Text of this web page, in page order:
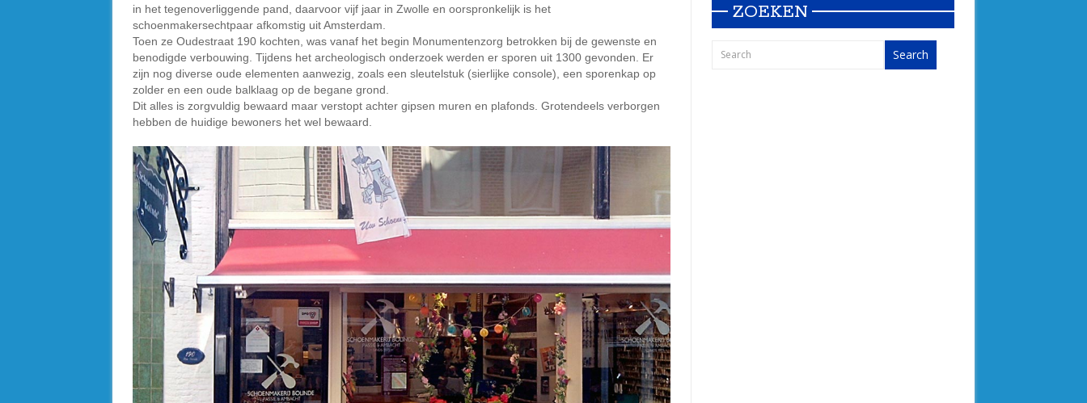
in het tegenoverliggende pand, daarvoor vijf jaar in Zwolle en oorspronkelijk is het
schoenmakersechtpaar afkomstig uit Amsterdam.
Toen ze Oudestraat 190 kochten, was vanaf het begin Monumentenzorg betrokken bij de gewenste en
benodigde verbouwing. Tijdens het archeologisch onderzoek werden er sporen uit 1300 gevonden. Er
zijn nog diverse oude elementen aanwezig, zoals een sleutelstuk (sierlijke console), een sporenkap op
zolder en een oude balklaag op de begane grond.
Dit alles is zorgvuldig bewaard maar verstopt achter gipsen muren en plafonds. Grotendeels verborgen
hebben de huidige bewoners het wel bewaard.
ZOEKEN